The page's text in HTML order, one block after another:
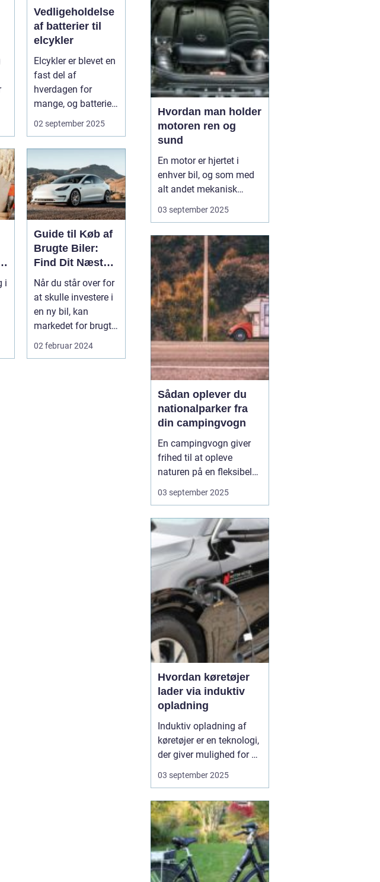
Vedligeholdelse
af batterier til
elcykler
Elcykler er blevet en
fast del af
hverdagen for
mange, og batteriet
er selve hjertet i
cyklen. Et go...
02 september 2025
i
Guide til Køb af
Brugte Biler:
Find Dit Næste
Køretøj
Når du står over for
at skulle investere i
en ny bil, kan
markedet for brugte
biler v&ae...
02 februar 2024
ikoniske film i historien
har netop brugt
landevejen som scen...
Hvordan man holder
motoren ren og
sund
En motor er hjertet i
enhver bil, og som med
alt andet mekanisk
udstyr kræver den
omsorg for at fungere
holdes ren og sund,
forlænger du ikke kun
dens levetid, men du
sikrer også en mere
effektiv kø...
03 september 2025
Sådan oplever du
nationalparker fra
din campingvogn
En campingvogn giver
frihed til at opleve
naturen på en fleksibel
og komfortabel måde.
Når du besøger
campingvognen, kan du
både have dit eget lille
hjem med og samtidig
være tæt på ...
03 september 2025
Hvordan køretøjer
lader via induktiv
opladning
Induktiv opladning af
køretøjer er en teknologi,
der giver mulighed for at
oplade uden kabler og
stik. I stedet sker
gennem
elektromagnetiske felter
mellem en sender i
jorden og en modtager i
bilen. Det...
03 september 2025